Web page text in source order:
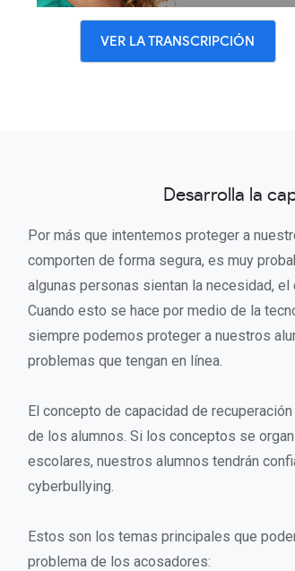
VER LA TRANSCRIPCIÓN
Desarrolla la
Por más que intentemos proteger a
comporten de forma segura, es muy
algunas personas sientan la necesidad,
Cuando esto se hace por medio de la
siempre podemos proteger a nuestros
problemas que tengan en línea.
El concepto de capacidad de
de los alumnos. Si los conceptos se
escolares, nuestros alumnos tendrán
cyberbullying.
Estos son los temas principales que
problema de los acosadores: